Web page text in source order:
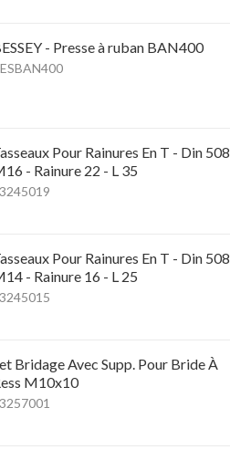
- Presse à ruban BAN400
Pour Rainures En T - Din 508
- Rainure 22 - L 35
Pour Rainures En T - Din 508
- Rainure 16 - L 25
Bridage Avec Supp. Pour Bride À
M10x10